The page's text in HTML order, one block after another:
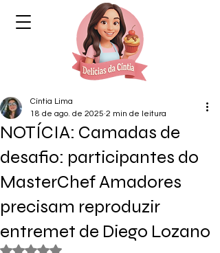
NOTÍCIA: Camadas de
desafio: participantes do
MasterChef Amadores
precisam reproduzir
entremet de Diego Lozano
Cíntia Lima
18 de ago. de 2025 2 min de leitura
Avaliado com NaN de 5 estrelas.